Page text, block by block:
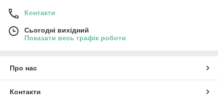
Контакти
Сьогодні вихідний
Показати весь графік роботи
Про нас
Контакти